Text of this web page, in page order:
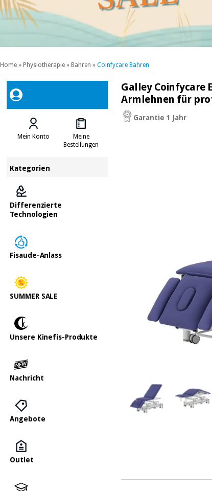
Home » Physiotherapie » Bahren » Coinfycare Bahren
Mein Konto
Meine
Bestellungen
Kategorien
Differenzierte
Technologien
Fisaude-Anlass
SUMMER SALE
Unsere Kinefis-Produkte
Nachricht
Angebote
Outlet
Galley Coinfycare
Armlehnen für
Garantie 1 Jahr